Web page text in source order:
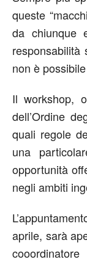
queste
da chiunque
non è
Il workshop,
dell’Ordine
quali regole
una
opportunità
negli ambiti
aprile, sarà